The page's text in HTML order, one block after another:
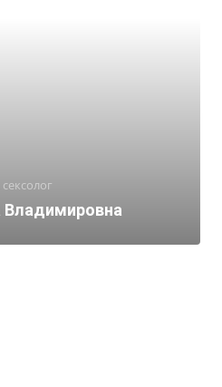
Владимировна